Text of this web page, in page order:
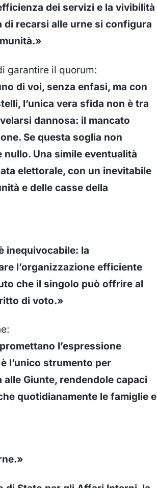
dei servizi e la vivibilità
di recarsi alle urne si configura
garantire il quorum:
di voi, senza enfasi, ma con
l’unica vera sfida non è tra
dannosa: il mancato
Se questa soglia non
Una simile eventualità
elettorale, con un inevitabile
e delle casse della
inequivocabile: la
l’organizzazione efficiente
che il singolo può offrire al
di voto.»
l’espressione
l’unico strumento per
Giunte, rendendole capaci
quotidianamente le famiglie e